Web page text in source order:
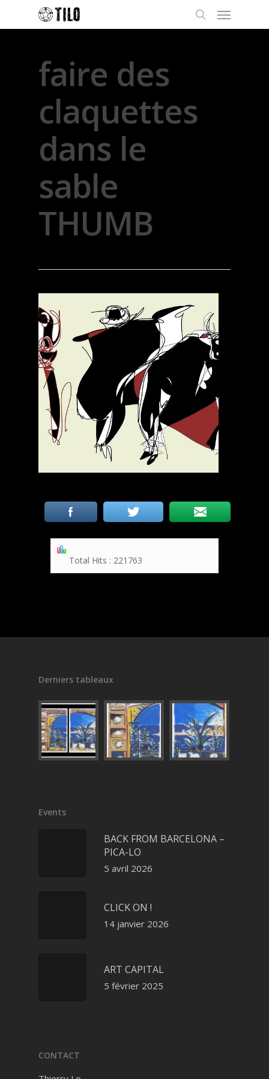
faire des
claquettes
dans le
sable
THUMB
Total Hits : 221763
Derniers tableaux
Events
BACK FROM BARCELONA –
PICA-LO
5 avril 2026
CLICK ON !
14 janvier 2026
ART CAPITAL
5 février 2025
CONTACT